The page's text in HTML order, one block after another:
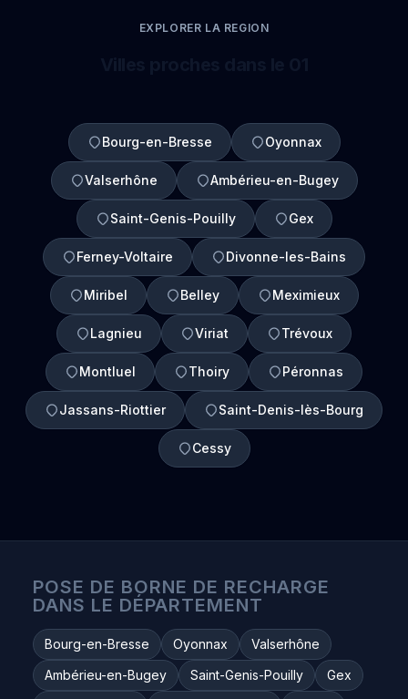
EXPLORER LA REGION
Bourg-en-Bresse Oyonnax
Valserhône Ambérieu-en-Bugey
Saint-Genis-Pouilly Gex
Ferney-Voltaire Divonne-les-Bains
Miribel Belley Meximieux
Lagnieu Viriat Trévoux
Montluel Thoiry Péronnas
Jassans-Riottier Saint-Denis-lès-Bourg
Cessy
POSE DE BORNE DE RECHARGE
DANS LE DÉPARTEMENT
Bourg-en-Bresse Oyonnax
Valserhône
Ambérieu-en-Bugey
Saint-Genis-Pouilly
Gex